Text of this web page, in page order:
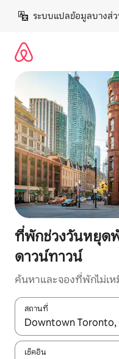
เนื้อหา
ระบบแปลข้อมูลบางส่
ที่พักช่วงวันหยุด
ดาวน์ทาวน์
ค้นหาและจองที่พักไม่เห
สถานที่
ใช้ลูกศรขึ้นลง หรือใช้กา
เช็คอิน